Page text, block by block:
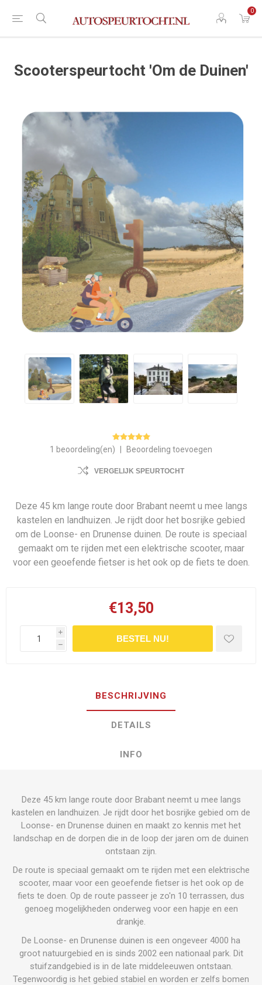
0
Scooterspeurtocht 'Om de Duinen'
1 beoordeling(en) Beoordeling toevoegen
VERGELIJK SPEURTOCHT
Deze 45 km lange route door Brabant neemt u mee langs
kastelen en landhuizen. Je rijdt door het bosrijke gebied
om de Loonse- en Drunense duinen. De route is speciaal
gemaakt om te rijden met een elektrische scooter, maar
voor een geoefende fietser is het ook op de fiets te doen.
€13,50
i
h
BESTEL NU!
BESCHRIJVING
DETAILS
INFO
Deze 45 km lange route door Brabant neemt u mee langs
kastelen en landhuizen. Je rijdt door het bosrijke gebied om de
Loonse- en Drunense duinen en maakt zo kennis met het
landschap en de dorpen die in de loop der jaren om de duinen
ontstaan zijn.
De route is speciaal gemaakt om te rijden met een elektrische
scooter, maar voor een geoefende fietser is het ook op de
fiets te doen. Op de route passeer je zo'n 10 terrassen, dus
genoeg mogelijkheden onderweg voor een hapje en een
drankje.
De Loonse- en Drunense duinen is een ongeveer 4000 ha
groot natuurgebied en is sinds 2002 een nationaal park. Dit
stuifzandgebied is in de late middeleeuwen ontstaan.
Tegenwoordig is het gebied stabiel en worden er zelfs bomen